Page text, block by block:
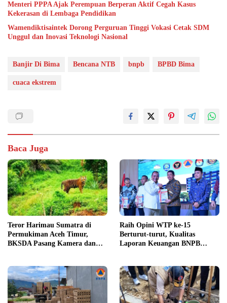
Menteri PPPA Ajak Perempuan Berperan Aktif Cegah Kasus
Kekerasan di Lembaga Pendidikan
Wamendiktisaintek Dorong Perguruan Tinggi Vokasi Cetak SDM
Unggul dan Inovasi Teknologi Nasional
Banjir Di Bima Bencana NTB bnpb BPBD Bima
cuaca ekstrem
Baca Juga
Teror Harimau Sumatra di
Permukiman Aceh Timur,
BKSDA Pasang Kamera dan
Raih Opini WTP ke-15
Berturut-turut, Kualitas
Laporan Keuangan BNPB